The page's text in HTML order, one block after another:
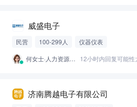
威盛电子
民营 100-299人
仪器仪表
何女士·人力资源专员
12小时内回复可能性
济南腾越电子有限公司